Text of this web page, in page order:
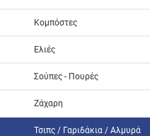
Κομπόστες
Ελιές
Σούπες - Πουρές
Ζάχαρη
Τσιπς / Γαριδάκια / Αλμυρά